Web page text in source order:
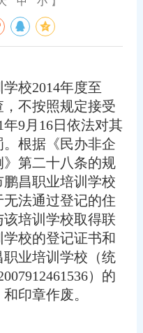
校2014年度至
，不按照规定接受
9月16日依法对其
根据《民办非企
第二十八条的规
昌职业培训学校
法通过登记的住
培训学校取得联
校的登记证书和
业培训学校（统
）的
印章作废。